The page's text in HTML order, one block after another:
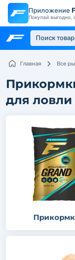
Приложение
Покупай выгодно,
Главная Все
для